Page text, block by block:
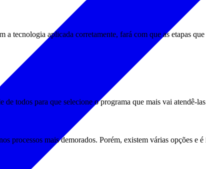
tecnologia aplicada corretamente, fará com que as etapas
todos para que selecione o programa que mais vai atendê-
processos mais demorados. Porém, existem várias opções e